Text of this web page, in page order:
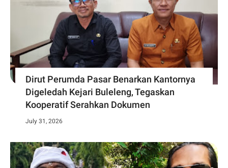
Dirut Perumda Pasar Benarkan Kantornya
Digeledah Kejari Buleleng, Tegaskan
Kooperatif Serahkan Dokumen
July 31, 2026